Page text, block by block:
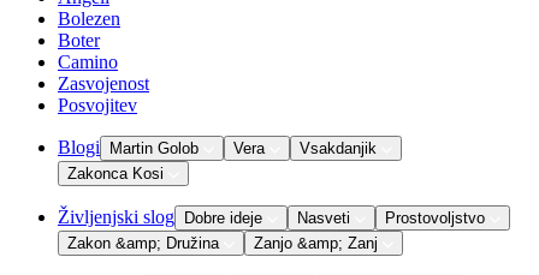
Bolezen
Boter
Camino
Zasvojenost
Posvojitev
Blogi Martin Golob Vera
Vsakdanjik
Zakonca Kosi
Življenjski slog Dobre ideje Nasveti
Prostovoljstvo
Zakon &amp; Družina
Zanjo &amp; Zanj